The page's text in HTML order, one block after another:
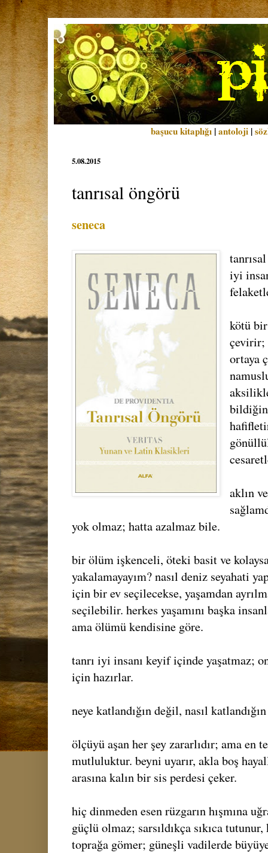
başucu kitaplığı |antoloji |
5.08.2015
tanrısal öngörü
seneca
iyi
kötü
çevirir;
ortaya
aklın
yok olmaz; hatta azalmaz bile.
bir ölüm işkenceli, öteki basit ve
yakalamayayım? nasıl deniz seyahati
için bir ev seçilecekse, yaşamdan
seçilebilir. herkes yaşamını başka
ama ölümü kendisine göre.
tanrı iyi insanı keyif içinde yaşatmaz;
için hazırlar.
neye katlandığın değil, nasıl
ölçüyü aşan her şey zararlıdır; ama en
mutluluktur. beyni uyarır, akla boş
arasına kalın bir sis perdesi çeker.
hiç dinmeden esen rüzgarın hışmına
güçlü olmaz; sarsıldıkça sıkıca
toprağa gömer; güneşli vadilerde